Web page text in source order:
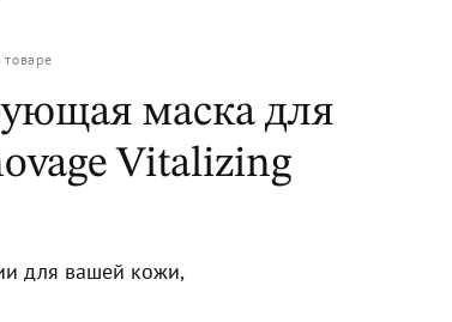
товаре
маска для
Vitalizing
для вашей кожи,